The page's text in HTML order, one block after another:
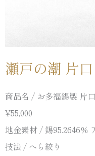
瀬戸の潮 片
商品名 / お多福錫製 片
¥55,000
地金素材 / 錫95.2646％
技法 / へら絞り